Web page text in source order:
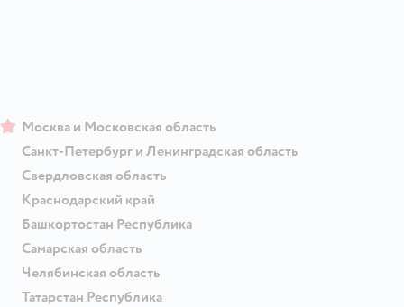
Москва и Московская область
Санкт-Петербург и Ленинградская область
Свердловская область
Краснодарский край
Башкортостан Республика
Самарская область
Челябинская область
Татарстан Республика